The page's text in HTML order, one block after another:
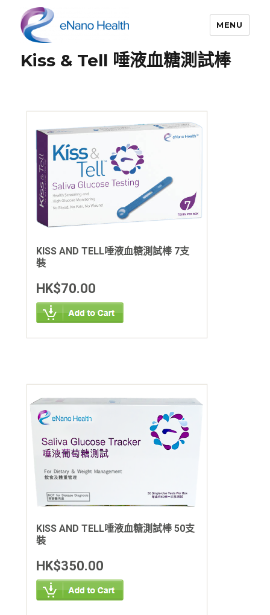
依納康科技
MENU
Kiss & Tell 唾液血糖測試棒
KISS AND TELL唾液血糖測試棒 7支
裝
HK$70.00
KISS AND TELL唾液血糖測試棒 50支
裝
HK$350.00